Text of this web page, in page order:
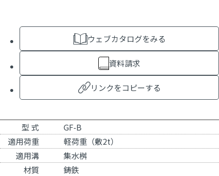
ウェブカタログをみる
資料請求
リンクをコピーする
型 式
GF-B
適用荷重
軽荷重（敷2t）
適用溝
集水桝
材質
鋳鉄